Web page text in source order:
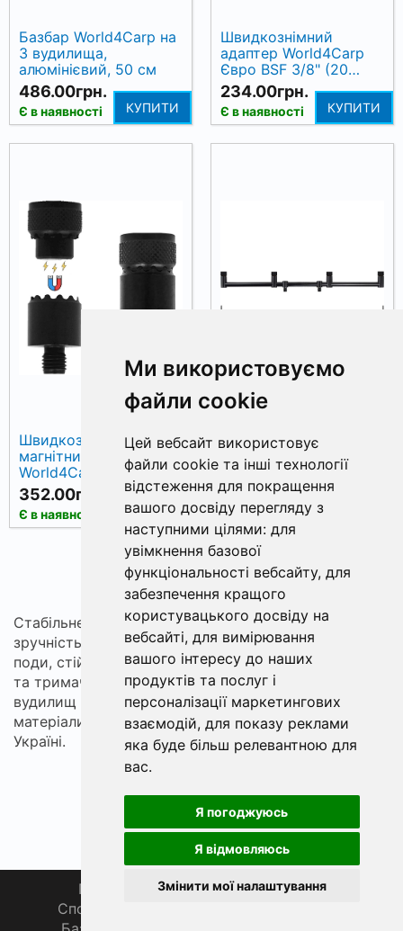
Ми використовуємо
файли cookie
Цей вебсайт використовує
файли cookie та інші технології
відстеження для покращення
вашого досвіду перегляду з
наступними цілями: для
увімкнення базової
функціональності вебсайту, для
забезпечення кращого
користувацького досвіду на
вебсайті, для вимірювання
вашого інтересу до наших
продуктів та послуг і
персоналізації маркетингових
взаємодій, для показу реклами
яка буде більш релевантною для
вас.
Я погоджуюсь
Я відмовляюсь
Змінити мої налаштування
Базбар World4Carp на
3 вудилища,
алюмінієвий, 50 см
486.00грн.
Є в наявності КУПИТИ
Швидкознімний
адаптер World4Carp
Євро BSF 3/8" (20
ниток) — 1 шт.
234.00грн.
Є в наявності КУПИТИ
Швидкознімний
магнітний адаптер
World4Carp Quick
Magnetic Release, 1 шт
352.00грн.
Є в наявності КУПИТИ
Буз-бар World4Carp
Slim Adjustable на 4
вудилища, 70 см
712.81грн.
Немає в наявності
« 1 2 »
Стабільне розташування вудилищ на березі — це і
зручність, і збереження снастей. У розділі — род-
поди, стійки, гребінки, триноги, бузбари, адаптери
та тримачі. Підбирайте конфігурацію під кількість
вудилищ і тип берега (ґрунт, галька, бетон). Міцні
матеріали й точне регулювання. Доставка по
Україні.
Головна Про нас
Магазин 🛒
Спортивна рибалка 🏆